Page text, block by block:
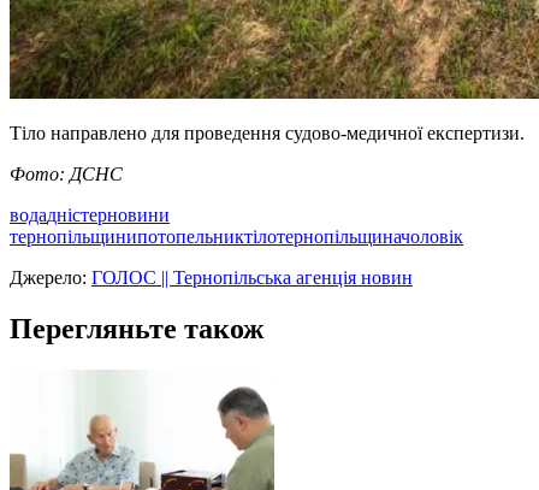
Тіло направлено для проведення судово-медичної експертизи.
Фото: ДСНС
водадністерновини
тернопільщинипотопельниктілотернопільщиначоловік
Джерело: ГОЛОС || Тернопільська агенція новин
Перегляньте також